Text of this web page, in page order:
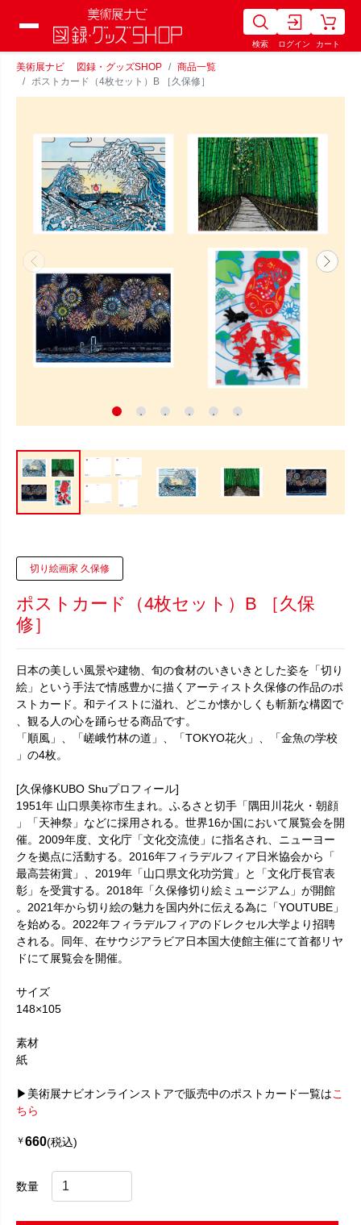
検索 ログイン カート
美術展ナビ 図録・グッズSHOP
商品一覧
ポストカード（4枚セット）B ［久保修］
切り絵画家 久保修
ポストカード（4枚セット）B ［久保
修］
日本の美しい風景や建物、旬の食材のいきいきとした姿を「切り
絵」という手法で情感豊かに描くアーティスト久保修の作品のポ
ストカード。和テイストに溢れ、どこか懐かしくも斬新な構図で
、観る人の心を踊らせる商品です。
「順風」、「嵯峨竹林の道」、「TOKYO花火」、「金魚の学校
」の4枚。
[久保修KUBO Shuプロフィール]
1951年 山口県美祢市生まれ。ふるさと切手「隅田川花火・朝顔
」「天神祭」などに採用される。世界16か国において展覧会を開
催。2009年度、文化庁「文化交流使」に指名され、ニューヨー
クを拠点に活動する。2016年フィラデルフィア日米協会から「
最高芸術賞」、2019年「山口県文化功労賞」と「文化庁長官表
彰」を受賞する。2018年「久保修切り絵ミュージアム」が開館
。2021年から切り絵の魅力を国内外に伝える為に「YOUTUBE」
を始める。2022年フィラデルフィアのドレクセル大学より招聘
される。同年、在サウジアラビア日本国大使館主催にて首都リヤ
ドにて展覧会を開催。
サイズ
148×105
素材
紙
▶美術展ナビオンラインストアで販売中のポストカード一覧はこ
ちら
￥660(税込)
数量